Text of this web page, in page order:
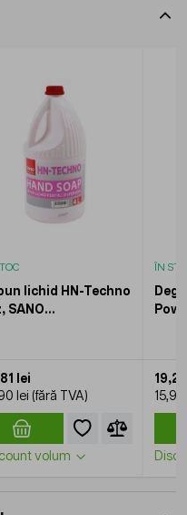
lichid HN-Techno
SANO
lei
lei
volum
ÎN